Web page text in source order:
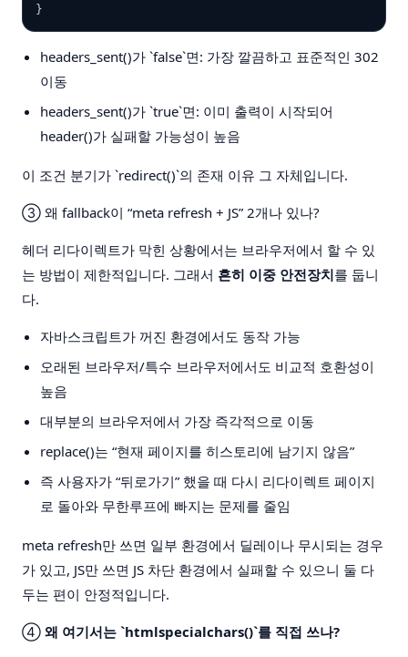
}
headers_sent()가 `false`면: 가장 깔끔하고 표준적인 302
이동
headers_sent()가 `true`면: 이미 출력이 시작되어
header()가 실패할 가능성이 높음
이 조건 분기가 `redirect()`의 존재 이유 그 자체입니다.
③ 왜 fallback이 “meta refresh + JS” 2개나 있나?
헤더 리다이렉트가 막힌 상황에서는 브라우저에서 할 수 있
는 방법이 제한적입니다. 그래서 흔히 이중 안전장치를 둡니
다.
자바스크립트가 꺼진 환경에서도 동작 가능
오래된 브라우저/특수 브라우저에서도 비교적 호환성이
높음
대부분의 브라우저에서 가장 즉각적으로 이동
replace()는 “현재 페이지를 히스토리에 남기지 않음”
즉 사용자가 “뒤로가기” 했을 때 다시 리다이렉트 페이지
로 돌아와 무한루프에 빠지는 문제를 줄임
meta refresh만 쓰면 일부 환경에서 딜레이나 무시되는 경우
가 있고, JS만 쓰면 JS 차단 환경에서 실패할 수 있으니 둘 다
두는 편이 안정적입니다.
④ 왜 여기서는 `htmlspecialchars()`를 직접 쓰나?